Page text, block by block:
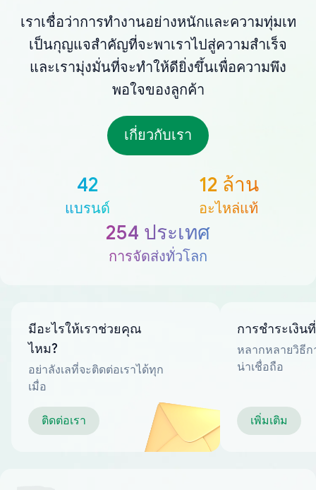
เราเชื่อว่าการทำงานอย่างหนักและความทุ่มเท
เป็นกุญแจสำคัญที่จะพาเราไปสู่ความสำเร็จ
และเรามุ่งมั่นที่จะทำให้ดียิ่งขึ้นเพื่อความพึง
พอใจของลูกค้า
เกี่ยวกับเรา
42
แบรนด์
12 ล้าน
อะไหล่แท้
254 ประเทศ
การจัดส่งทั่วโลก
มีอะไรให้เราช่วยคุณ
ไหม?
อย่าลังเลที่จะติดต่อเราได้ทุก
เมื่อ
ติดต่อเรา
การชำระเงิน
หลากหลายวิธีก
น่าเชื่อถือ
เพิ่มเติม